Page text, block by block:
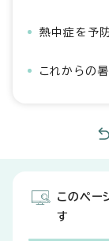
熱中症を予防
これからの
このペー
す